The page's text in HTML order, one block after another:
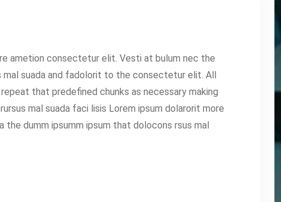
ametion consectetur elit. Vesti at bulum nec the
mal suada and fadolorit to the consectetur elit. All
that predefined chunks as necessary making
mal suada faci lisis Lorem ipsum dolarorit more
dumm ipsumm ipsum that dolocons rsus mal